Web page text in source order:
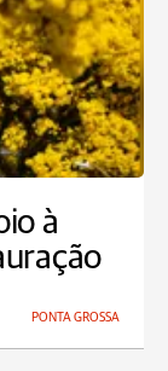
à
PONTA GROSSA